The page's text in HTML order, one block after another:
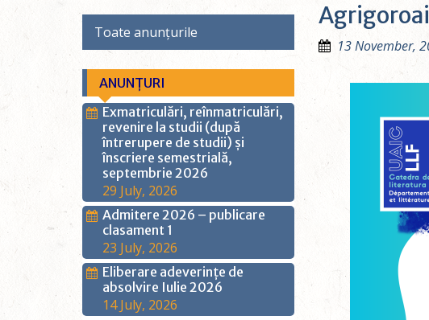
13 November,
Toate anunțurile
ANUNȚURI
Exmatriculări, reînmatriculări,
revenire la studii (după
întrerupere de studii) și
înscriere semestrială,
septembrie 2026
29 July, 2026
Admitere 2026 – publicare
clasament 1
23 July, 2026
Eliberare adeverințe de
absolvire Iulie 2026
14 July, 2026